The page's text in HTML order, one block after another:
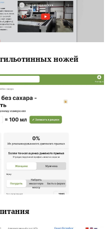
ножей